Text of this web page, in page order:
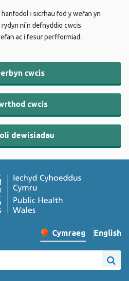
i sicrhau fod y wefan yn
ni’n defnyddio cwcis
ac i fesur perfformiad.
cwcis
cwcis
dewisiadau
Newid iaith y wefan
Cymraeg English
–
Cymru